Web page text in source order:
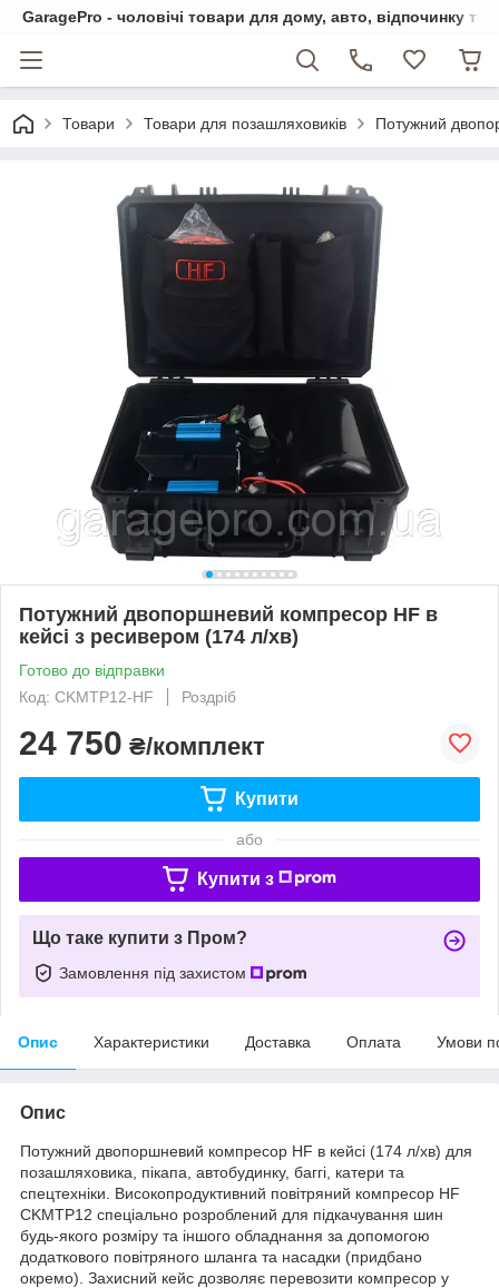
GaragePro - чоловічі товари для дому, авто, відпочинку та
Товари Товари для позашляховиків Потужний
Потужний двопоршневий компресор HF в
кейсі з ресивером (174 л/хв)
Готово до відправки
Код: CKMTP12-HF
Роздріб
24 750 ₴/комплект
Купити
або
Купити з
Що таке купити з Пром?
Замовлення під захистом
Опис Характеристики Доставка Оплата Умови
Опис
Потужний двопоршневий компресор HF в кейсі (174 л/хв) для
позашляховика, пікапа, автобудинку, баггі, катери та
спецтехніки. Високопродуктивний повітряний компресор HF
CKMTP12 спеціально розроблений для підкачування шин
будь-якого розміру та іншого обладнання за допомогою
додаткового повітряного шланга та насадки (придбано
окремо). Захисний кейс дозволяє перевозити компресор у